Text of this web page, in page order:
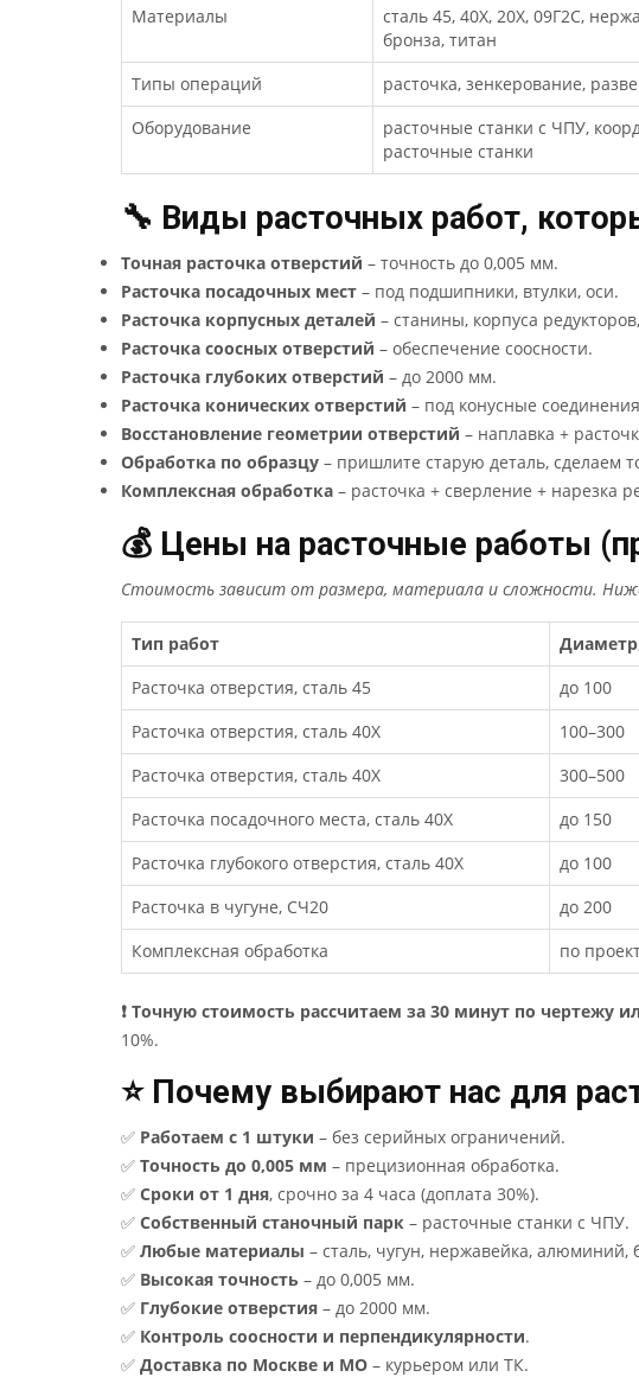
Материалы
сталь 45, 40Х, 20Х, 09Г2С,
бронза, титан
Типы операций
расточка, зенкерование,
Оборудование
расточные станки с ЧПУ,
расточные станки
🔧 Виды расточных работ,
Точная расточка отверстий – точность до 0,005 мм.
Расточка посадочных мест – под подшипники, втулки, оси.
Расточка корпусных деталей – станины, корпуса
Расточка соосных отверстий – обеспечение соосности.
Расточка глубоких отверстий – до 2000 мм.
Расточка конических отверстий – под конусные
Восстановление геометрии отверстий – наплавка +
Обработка по образцу – пришлите старую деталь, сделаем
Комплексная обработка – расточка + сверление + нарезка
💰 Цены на расточные работы
Стоимость зависит от размера, материала и сложности.
Тип работ
Расточка отверстия, сталь 45
до 100
Расточка отверстия, сталь 40Х
100–300
Расточка отверстия, сталь 40Х
300–500
Расточка посадочного места, сталь 40Х
до 150
Расточка глубокого отверстия, сталь 40Х
до 100
Расточка в чугуне, СЧ20
до 200
Комплексная обработка
по
❗ Точную стоимость рассчитаем за 30 минут по чертежу
10%.
⭐ Почему выбирают нас для
✅ Работаем с 1 штуки – без серийных ограничений.
✅ Точность до 0,005 мм – прецизионная обработка.
✅ Сроки от 1 дня, срочно за 4 часа (доплата 30%).
✅ Собственный станочный парк – расточные станки с ЧПУ.
✅ Любые материалы – сталь, чугун, нержавейка, алюминий,
✅ Высокая точность – до 0,005 мм.
✅ Глубокие отверстия – до 2000 мм.
✅ Контроль соосности и перпендикулярности.
✅ Доставка по Москве и МО – курьером или ТК.